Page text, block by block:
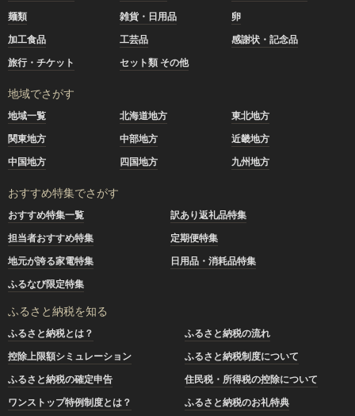
麺類
雑貨・日用品
卵
加工食品
工芸品
感謝状・記念品
旅行・チケット
セット類 その他
地域でさがす
地域一覧 北海道地方
東北地方
関東地方
中部地方
近畿地方
中国地方
四国地方 九州地方
おすすめ特集でさがす
おすすめ特集一覧
訳あり返礼品特集
担当者おすすめ特集
定期便特集
地元が誇る家電特集
日用品・消耗品特集
ふるなび限定特集
ふるさと納税を知る
ふるさと納税とは？
ふるさと納税の流れ
控除上限額シミュレーション
ふるさと納税制度について
ふるさと納税の確定申告
住民税・所得税の控除について
ワンストップ特例制度とは？
ふるさと納税のお礼特典